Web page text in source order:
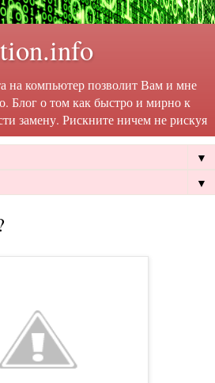
на компьютер позволит Вам и мне
Блог о том как быстро и мирно к
замену. Рискните ничем не рискуя
▼
▼